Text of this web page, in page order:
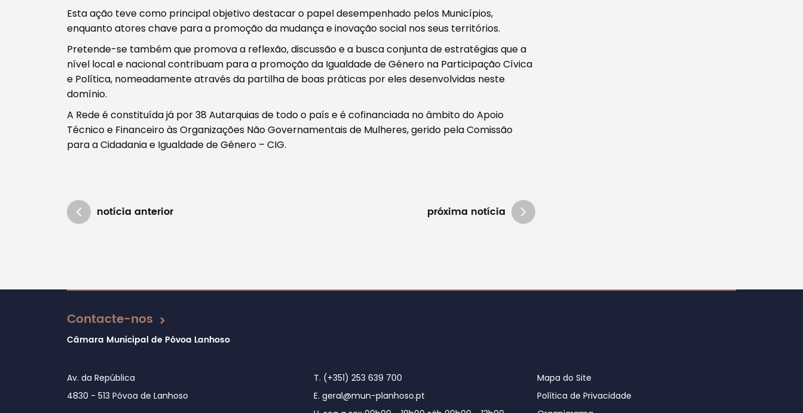
Esta ação teve como principal objetivo destacar o papel desempenhado pelos Municípios,
enquanto atores chave para a promoção da mudança e inovação social nos seus territórios.
Pretende-se também que promova a reflexão, discussão e a busca conjunta de estratégias que a
nível local e nacional contribuam para a promoção da Igualdade de Género na Participação Cívica
e Política, nomeadamente através da partilha de boas práticas por eles desenvolvidas neste
domínio.
A Rede é constituída já por 38 Autarquias de todo o país e é cofinanciada no âmbito do Apoio
Técnico e Financeiro às Organizações Não Governamentais de Mulheres, gerido pela Comissão
para a Cidadania e Igualdade de Género – CIG.
notícia anterior próxima notícia
Atualizado em 27/02/2026
Contacte-nos
Câmara Municipal de Póvoa Lanhoso
Av. da República
4830 - 513 Póvoa de Lanhoso
T. (+351) 253 639 700
E. geral@mun-planhoso.pt
Mapa do Site
Política de Privacidade